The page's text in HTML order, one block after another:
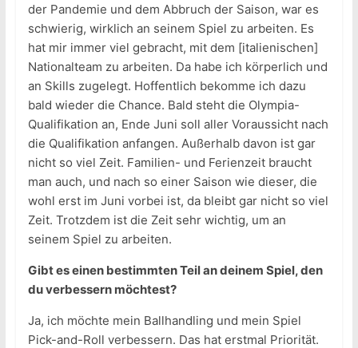
der Pandemie und dem Abbruch der Saison, war es
schwierig, wirklich an seinem Spiel zu arbeiten. Es
hat mir immer viel gebracht, mit dem [italienischen]
Nationalteam zu arbeiten. Da habe ich körperlich und
an Skills zugelegt. Hoffentlich bekomme ich dazu
bald wieder die Chance. Bald steht die Olympia-
Qualifikation an, Ende Juni soll aller Voraussicht nach
die Qualifikation anfangen. Außerhalb davon ist gar
nicht so viel Zeit. Familien- und Ferienzeit braucht
man auch, und nach so einer Saison wie dieser, die
wohl erst im Juni vorbei ist, da bleibt gar nicht so viel
Zeit. Trotzdem ist die Zeit sehr wichtig, um an
seinem Spiel zu arbeiten.
Gibt es einen bestimmten Teil an deinem Spiel, den
du verbessern möchtest?
Ja, ich möchte mein Ballhandling und mein Spiel
Pick-and-Roll verbessern. Das hat erstmal Priorität.